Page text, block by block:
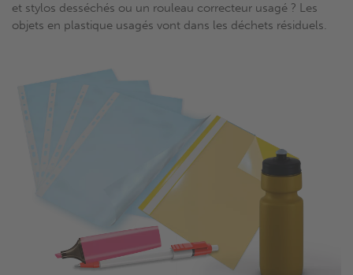
et stylos desséchés ou un rouleau correcteur usagé ? Les
objets en plastique usagés vont dans les déchets résiduels.